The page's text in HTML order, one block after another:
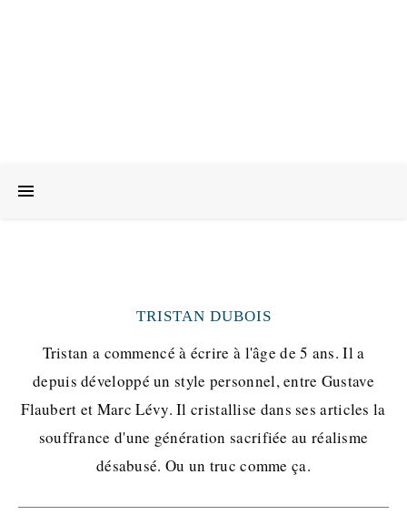
TRISTAN DUBOIS
Tristan a commencé à écrire à l'âge de 5 ans. Il a
depuis développé un style personnel, entre Gustave
Flaubert et Marc Lévy. Il cristallise dans ses articles la
souffrance d'une génération sacrifiée au réalisme
désabusé. Ou un truc comme ça.